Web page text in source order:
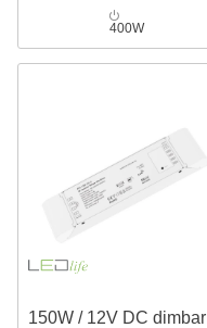
400W
150W / 12V DC dimbar